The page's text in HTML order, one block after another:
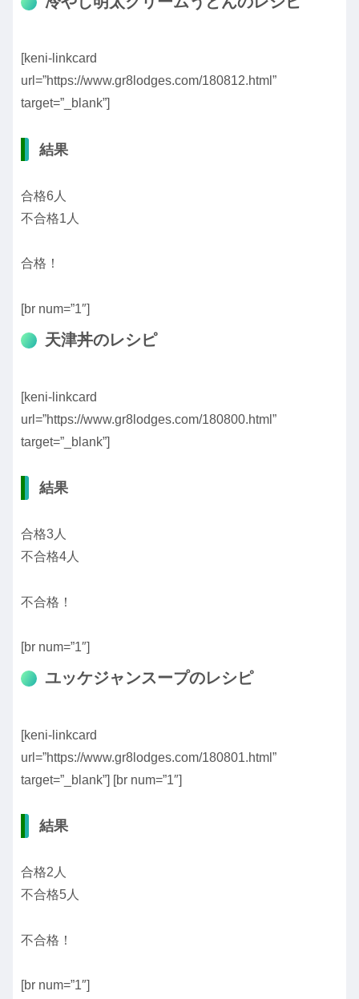
[keni-linkcard
url=”https://www.gr8lodges.com/180812.html”
target=”_blank”]
結果
合格6人
不合格1人
合格！
[br num=”1″]
天津丼のレシピ
[keni-linkcard
url=”https://www.gr8lodges.com/180800.html”
target=”_blank”]
結果
合格3人
不合格4人
不合格！
[br num=”1″]
ユッケジャンスープのレシピ
[keni-linkcard
url=”https://www.gr8lodges.com/180801.html”
target=”_blank”] [br num=”1″]
結果
合格2人
不合格5人
不合格！
[br num=”1″]